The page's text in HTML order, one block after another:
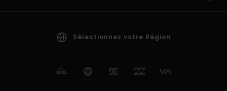
Sélectionnez votre Région